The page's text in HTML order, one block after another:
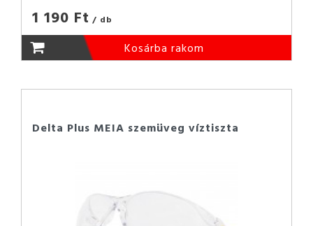
1 190 Ft / db
Kosárba rakom
Delta Plus MEIA szemüveg víztiszta